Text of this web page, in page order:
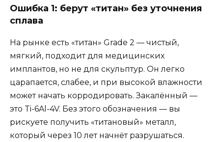
Ошибка 1: берут «титан» без уточнения
сплава
На рынке есть «титан» Grade 2 — чистый,
мягкий, подходит для медицинских
имплантов, но не для скульптур. Он легко
царапается, слабее, и при высокой влажности
может начать корродировать. Закалённый —
это Ti-6Al-4V. Без этого обозначения — вы
рискуете получить «титановый» металл,
который через 10 лет начнёт разрушаться.